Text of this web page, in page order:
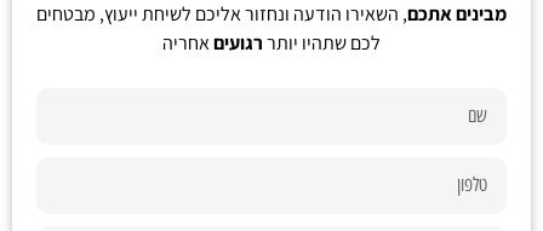
מבינים אתכם, השאירו הודעה ונחזור אליכם לשיחת ייעוץ, מבטחים
לכם שתהיו יותררגועיםאחריה